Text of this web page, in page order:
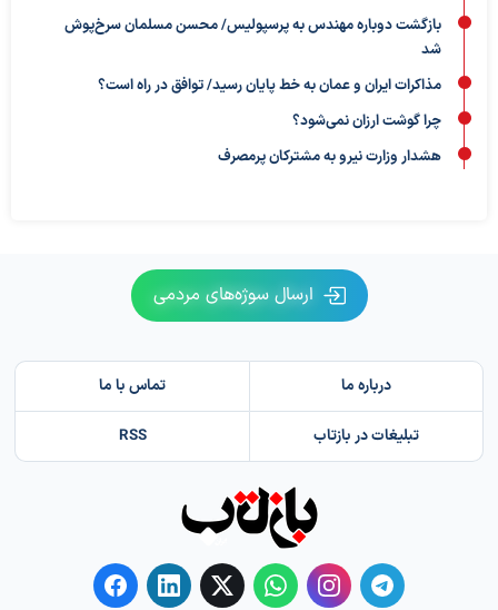
بازگشت دوباره مهندس به پرسپولیس/ محسن مسلمان سرخ‌پوش
شد
مذاکرات ایران و عمان به خط پایان رسید/ توافق در راه است؟
چرا گوشت ارزان نمی‌شود؟
هشدار وزارت نیرو به مشترکان پرمصرف
ارسال سوژه‌های مردمی
درباره ما تماس با ما
تبلیغات در بازتاب RSS